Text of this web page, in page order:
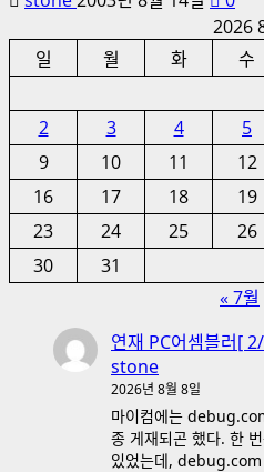
2026
일
월 화 수
2
3 4 5
9
10 11 12
16
17 18 19
23
24 25 26
30
31
« 7월
연재 PC어셈블러[
stone
2026년 8월 8일
마이컴에는
종 게재되곤 했다. 한
있었는데,